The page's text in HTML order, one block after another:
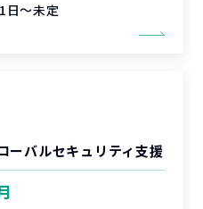
日～未定
ーバルセキュリティ支援